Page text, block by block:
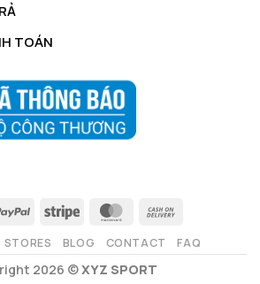
TOÁN
STORES BLOG CONTACT FAQ
2026 ©XYZ SPORT